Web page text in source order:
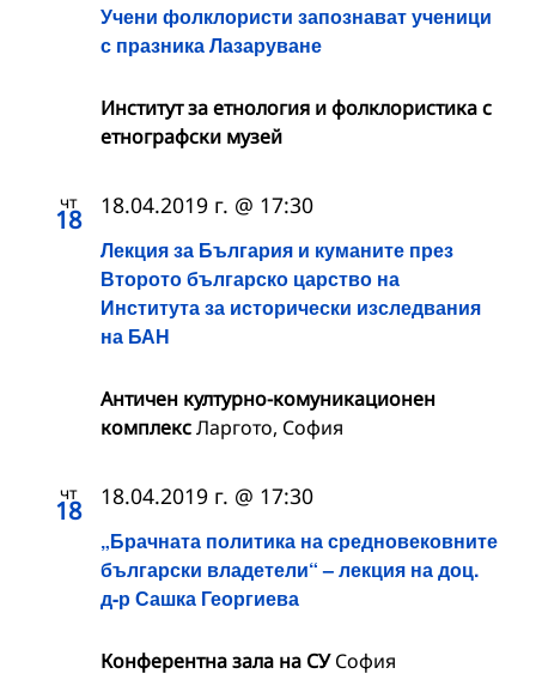
Учени фолклористи запознават ученици
с празника Лазаруване
Институт за етнология и фолклористика с
етнографски музей
чт
18
Лекция за България и куманите през
Второто българско царство на
Института за исторически изследвания
на БАН
18.04.2019 г. @ 17:30
Античен културно-комуникационен
комплексЛаргото, София
чт
18
„Брачната политика на средновековните
български владетели“ – лекция на доц.
д-р Сашка Георгиева
18.04.2019 г. @ 17:30
Конферентна зала на СУСофия